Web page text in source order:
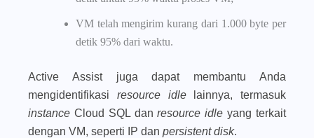
VM telah mengirim kurang dari 1.000 byte per
detik 95% dari waktu.
Active Assist juga dapat membantu Anda
mengidentifikasi resource idlelainnya, termasuk
instance Cloud SQL danresource idle yang terkait
dengan VM, seperti IP dan persistent disk.